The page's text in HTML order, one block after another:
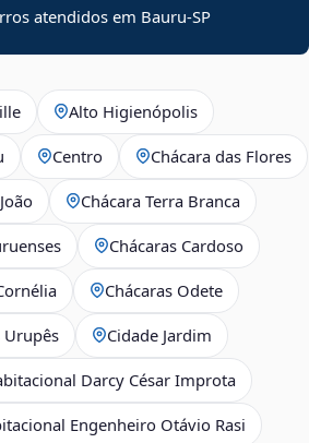
atendidos em Bauru-SP
Alto Higienópolis
Centro Chácara das Flores
Chácara Terra Branca
Chácaras Cardoso
Chácaras Odete
Urupês Cidade Jardim
Darcy César Improta
Engenheiro Otávio Rasi